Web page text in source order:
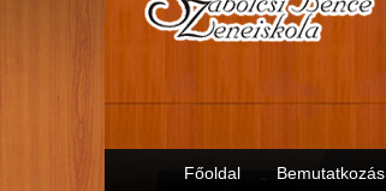
Főoldal Bemutatkozás